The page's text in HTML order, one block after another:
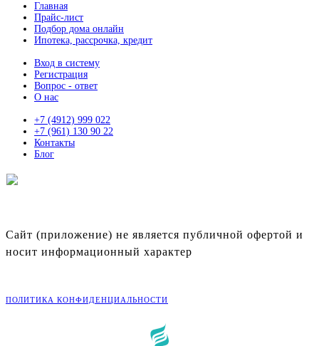
Главная
Прайс-лист
Подбор дома онлайн
Ипотека, рассрочка, кредит
Вход в систему
Регистрация
Вопрос - ответ
О нас
+7 (4912) 999 022
+7 (961) 130 90 22
Контакты
Блог
Сайт (приложение) не является публичной офертой и
носит информационный характер
ПОЛИТИКА КОНФИДЕНЦИАЛЬНОСТИ